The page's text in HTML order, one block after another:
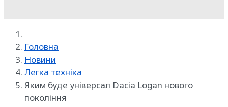
Головна
Новини
Легка техніка
Яким буде універсал Dacia Logan нового
покоління